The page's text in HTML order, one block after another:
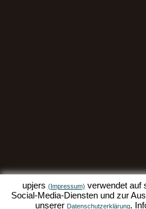
upjers (Impressum) verwendet auf
Social-Media-Diensten und zur
unserer Datenschutzerklärung.